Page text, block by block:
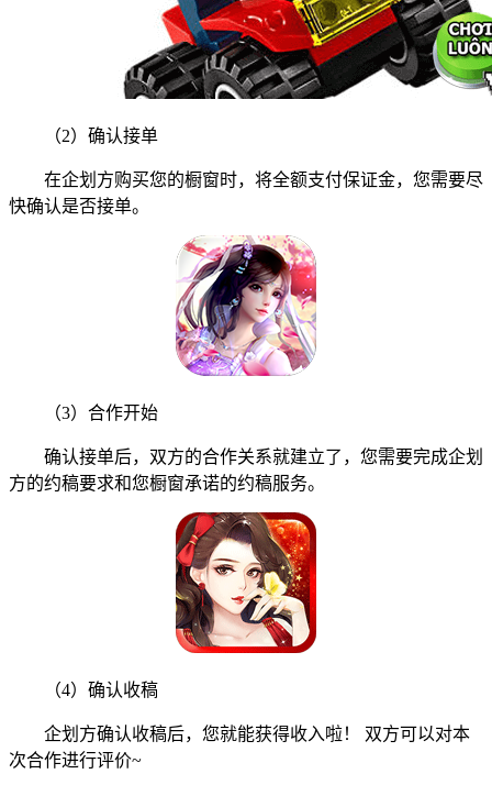
（2）确认接单
在企划方购买您的橱窗时，将全额支付保证金，您需要尽
快确认是否接单。
（3）合作开始
确认接单后，双方的合作关系就建立了，您需要完成企划
方的约稿要求和您橱窗承诺的约稿服务。
（4）确认收稿
企划方确认收稿后，您就能获得收入啦！ 双方可以对本
次合作进行评价~